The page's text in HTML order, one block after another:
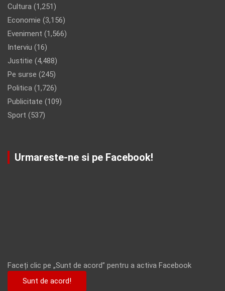
Cultura (1,251)
Economie (3,156)
Eveniment (1,566)
Interviu (16)
Justitie (4,488)
Pe surse (245)
Politica (1,726)
Publicitate (109)
Sport (537)
Urmareste-ne si pe Facebook!
Faceți clic pe „Sunt de acord” pentru a activa Facebook
Sunt de acord!